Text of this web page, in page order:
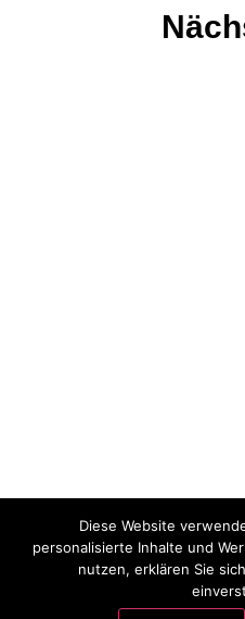
Diese Website
personalisierte Inhalte und
nutzen, erklären Sie